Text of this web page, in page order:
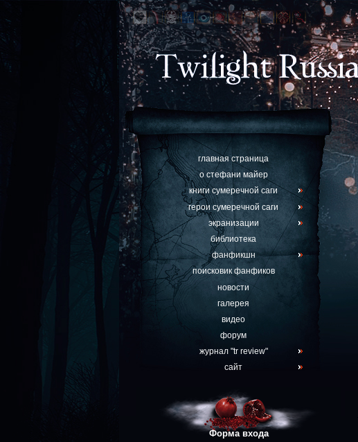
главная страница
о стефани майер
книги сумеречной саги
герои сумеречной саги
экранизации
библиотека
фанфикшн
поисковик фанфиков
новости
галерея
видео
форум
журнал "tr review"
сайт
Форма входа